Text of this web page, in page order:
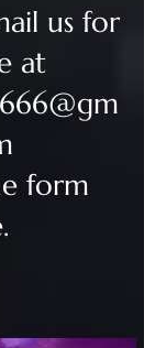
us for
at
form